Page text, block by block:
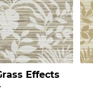
Effects